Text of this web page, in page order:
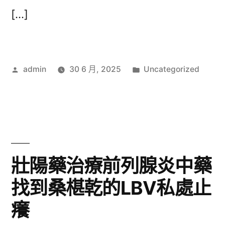
[…]
作
admin 30 6 月, 2025
分
Uncategorized
壯陽藥治療前列腺炎中藥
找到桑椹乾的LBV私處止
癢